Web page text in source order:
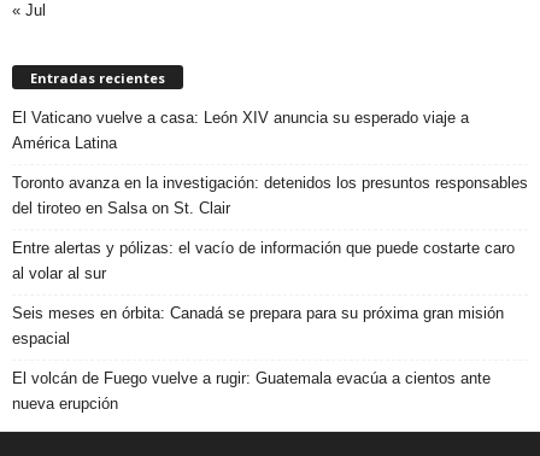
« Jul
Entradas recientes
El Vaticano vuelve a casa: León XIV anuncia su esperado viaje a
América Latina
Toronto avanza en la investigación: detenidos los presuntos responsables
del tiroteo en Salsa on St. Clair
Entre alertas y pólizas: el vacío de información que puede costarte caro
al volar al sur
Seis meses en órbita: Canadá se prepara para su próxima gran misión
espacial
El volcán de Fuego vuelve a rugir: Guatemala evacúa a cientos ante
nueva erupción